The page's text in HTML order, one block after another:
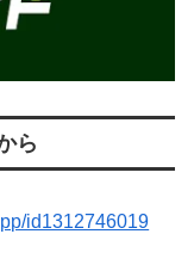
ら
id1312746019